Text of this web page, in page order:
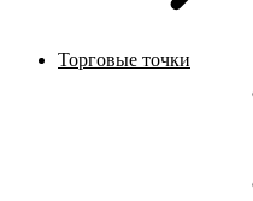
Торговые точки